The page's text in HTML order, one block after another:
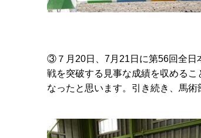
③７月 20日、 7月 21 日に第56回全日
戦を突破する見事な成績を収める
なったと思います。引き続き、馬術